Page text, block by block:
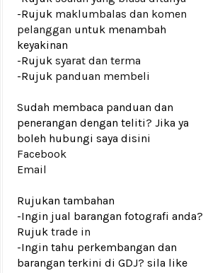
-Rujuk maklumbalas dan komen
pelanggan untuk menambah
keyakinan
-Rujuk syarat dan terma
-Rujuk panduan membeli
Sudah membaca panduan dan
penerangan dengan teliti? Jika ya
boleh hubungi saya disini
Facebook
Email
Rujukan tambahan
-Ingin jual barangan fotografi anda?
Rujuk trade in
-Ingin tahu perkembangan dan
barangan terkini di GDJ? sila like